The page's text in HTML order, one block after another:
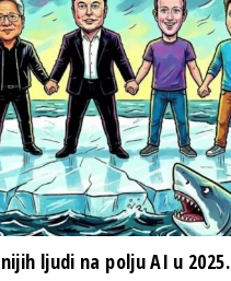
ljudi na polju AI u 2025.